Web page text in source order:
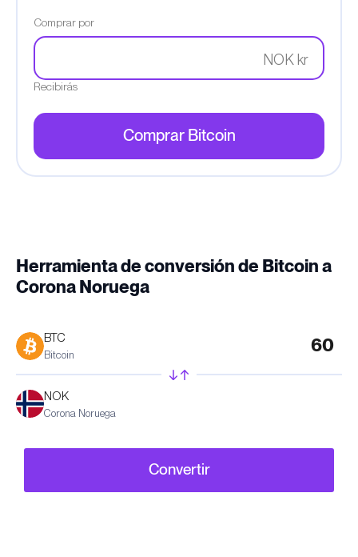
Comprar por
NOK kr
Recibirás
Comprar Bitcoin
Herramienta de conversión de Bitcoin a
Corona Noruega
BTC
Bitcoin
NOK
Corona Noruega
Convertir